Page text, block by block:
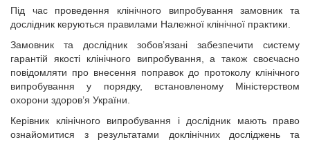
Під час проведення клінічного випробування замовник та
дослідник керуються правилами Належної клінічної практики.
Замовник та дослідник зобов’язані забезпечити систему
гарантій якості клінічного випробування, а також своєчасно
повідомляти про внесення поправок до протоколу клінічного
випробування у порядку, встановленому Міністерством
охорони здоров’я України.
Керівник клінічного випробування і дослідник мають право
ознайомитися з результатами доклінічних досліджень та